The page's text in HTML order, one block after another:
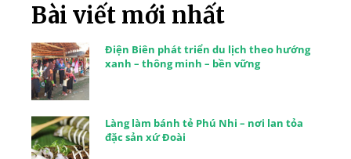
Bài viết mới nhất
Điện Biên phát triển du lịch theo hướng
xanh – thông minh – bền vững
Làng làm bánh tẻ Phú Nhi – nơi lan tỏa
đặc sản xứ Đoài